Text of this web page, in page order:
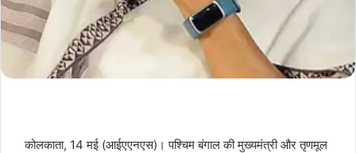
कोलकाता, 14 मई (आईएएनएस)। पश्‍चिम बंगाल की मुख्‍यमंत्री और तृणमूल